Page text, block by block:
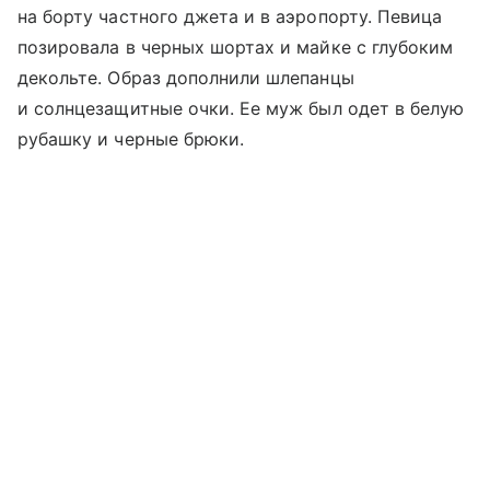
на борту частного джета и в аэропорту. Певица
позировала в черных шортах и майке с глубоким
декольте. Образ дополнили шлепанцы
и солнцезащитные очки. Ее муж был одет в белую
рубашку и черные брюки.